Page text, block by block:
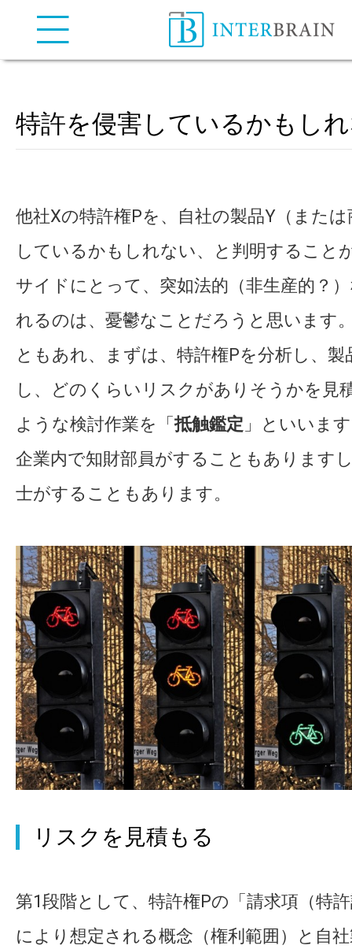
特許を侵害しているかもし
他社Xの特許権Pを、自社の製品Y（また
しているかもしれない、と判明すること
サイドにとって、突如法的（非生産的？
れるのは、憂鬱なことだろうと思います
ともあれ、まずは、特許権Pを分析し、製
し、どのくらいリスクがありそうかを見
ような検討作業を「抵触鑑定 」といいま
企業内で知財部員がすることもあります
士がすることもあります。
リスクを見積もる
第1段階として、特許権Pの「請求項（特
により想定される概念（権利範囲）と自